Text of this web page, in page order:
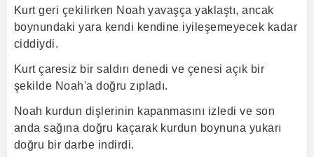
Kurt geri çekilirken Noah yavaşça yaklaştı, ancak
boynundaki yara kendi kendine iyileşemeyecek kadar
ciddiydi.
Kurt çaresiz bir saldırı denedi ve çenesi açık bir
şekilde Noah'a doğru zıpladı.
Noah kurdun dişlerinin kapanmasını izledi ve son
anda sağına doğru kaçarak kurdun boynuna yukarı
doğru bir darbe indirdi.